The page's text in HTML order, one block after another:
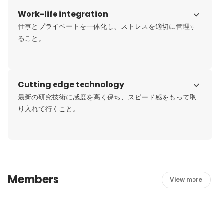
Work-life integration
仕事とプライベートを一体化し、ストレスを適切に管理す
ること。
Cutting edge technology
最新の研究技術に感度を高く保ち、スピード感をもって取
り入れて行くこと。
Members View more